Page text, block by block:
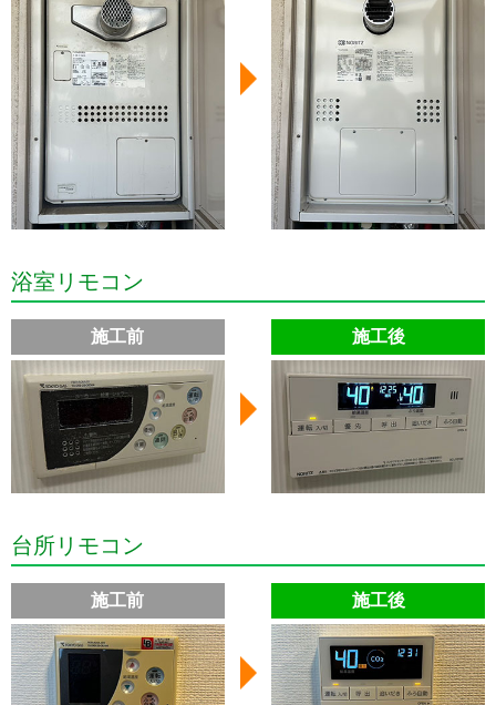
浴室リモコン
施工前 施工後
台所リモコン
施工前 施工後